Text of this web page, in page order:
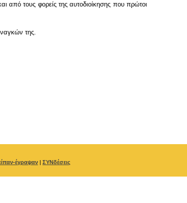
τους φορείς της αυτοδιοίκησης που πρώτοι
της.
έγραψαν | ΣΥΝδέσεις